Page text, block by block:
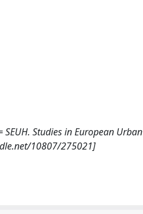
Studies in European Urban
10807/275021]